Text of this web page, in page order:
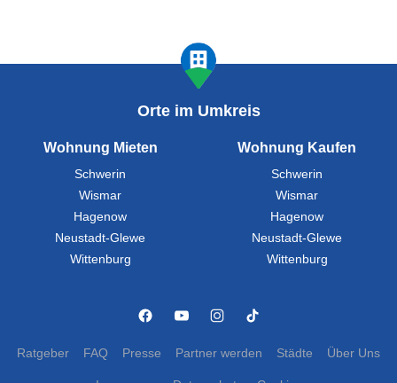
Orte im Umkreis
Wohnung Mieten
Schwerin
Wismar
Hagenow
Neustadt-Glewe
Wittenburg
Wohnung Kaufen
Schwerin
Wismar
Hagenow
Neustadt-Glewe
Wittenburg
Ratgeber FAQ Presse Partner werden Städte Über Uns